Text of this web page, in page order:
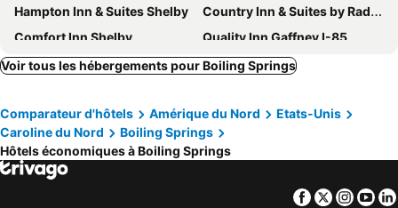
Hampton Inn & Suites Shelby
Country Inn & Suites by Radisson, Shelby, NC
Comfort Inn Shelby
Quality Inn Gaffney I-85
Econo Lodge Gaffney
Comfort Inn Shelby
Holiday Inn Express Gaffney By Ihg
Hampton Inn Gaffney
Sleep Inn Gaffney at I-85
Red Roof Inn Gaffney
Voir tous les hébergements pour Boiling Springs
Comparateur d'hôtels Amérique du Nord
Etats-Unis
Caroline du Nord
Boiling Springs
Hôtels économiques à Boiling Springs
Facebook
Twitter